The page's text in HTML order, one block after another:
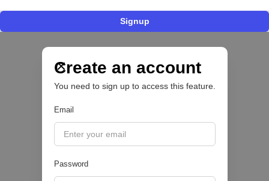
Signup
Create an account
You need to sign up to access this feature.
Email
Password
millones para expandir su plataforma de
crédito y cashback para empleados
CRÉDITO DIGITAL 💰
Pipeline Valor | August